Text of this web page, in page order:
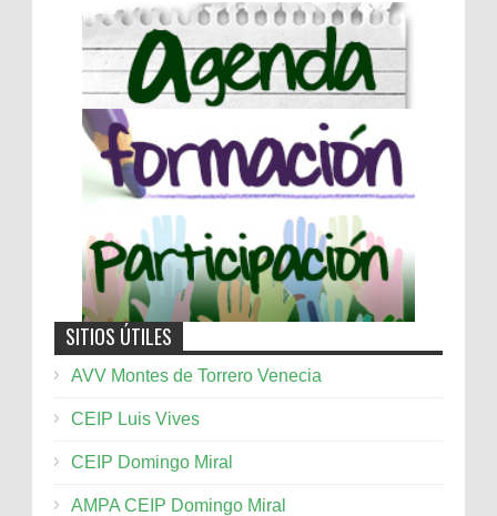
SITIOS ÚTILES
AVV Montes de Torrero Venecia
CEIP Luis Vives
CEIP Domingo Miral
AMPA CEIP Domingo Miral